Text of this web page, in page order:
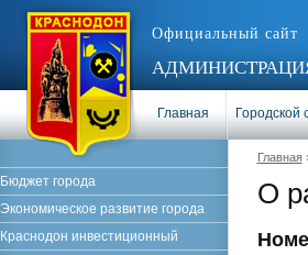
Официальный сайт
Главная Городской
Главная
О
Бюджет города
Экономическое развитие города
Краснодон инвестиционный